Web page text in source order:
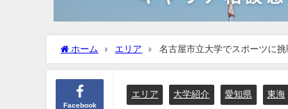
ホーム エリア 名古屋市立大学でスポーツに
Facebook
エリア 大学紹介 愛知県 東海